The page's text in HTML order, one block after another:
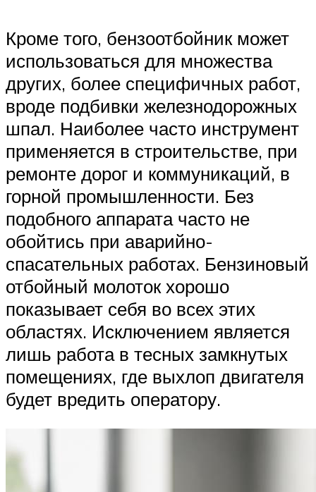
Кроме того, бензоотбойник может
использоваться для множества
других, более специфичных работ,
вроде подбивки железнодорожных
шпал. Наиболее часто инструмент
применяется в строительстве, при
ремонте дорог и коммуникаций, в
горной промышленности. Без
подобного аппарата часто не
обойтись при аварийно-
спасательных работах. Бензиновый
отбойный молоток хорошо
показывает себя во всех этих
областях. Исключением является
лишь работа в тесных замкнутых
помещениях, где выхлоп двигателя
будет вредить оператору.